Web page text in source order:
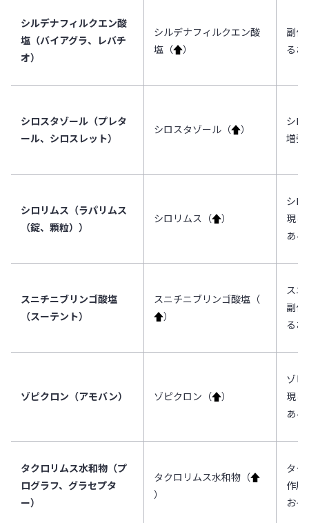
シルデナフィルクエン酸
塩（バイアグラ、レバチ
オ）
シルデナフィルクエン酸
塩（↑）
副作
るお
シロスタゾール（プレタ
ール、シロスレット）
シロスタゾール（↑）
シロ
増強
シロリムス（ラパリムス
（錠、顆粒））
シロリムス（↑）
シロ
現し
ある
スニチニブリンゴ酸塩
（スーテント）
スニチニブリンゴ酸塩（
↑）
スニ
副作
るお
ゾピクロン（アモバン） ゾピクロン（↑）
ゾピ
現し
ある
タクロリムス水和物（プ
ログラフ、グラセプタ
ー）
タクロリムス水和物（↑
）
タク
作用
お